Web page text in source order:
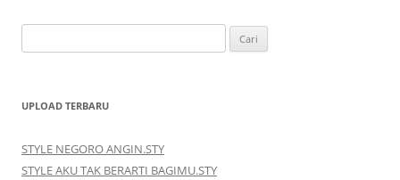
untuk:
UPLOAD TERBARU
STYLE NEGORO ANGIN.STY
STYLE AKU TAK BERARTI BAGIMU.STY